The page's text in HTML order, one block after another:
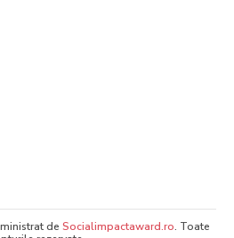
de Socialimpactaward.ro. Toate